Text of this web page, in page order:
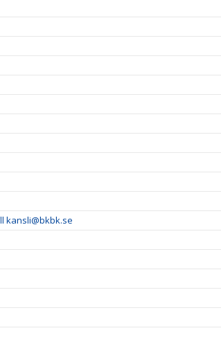
kansli@bkbk.se